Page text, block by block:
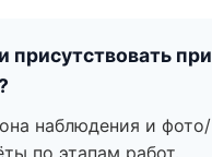
присутствовать при
наблюдения и фото/
по этапам работ.